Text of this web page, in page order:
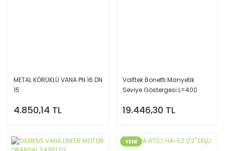
METAL KÖRÜKLÜ VANA PN 16 DN
15
4.850,14 TL
Valftek Bonetti Manyetik
Seviye Göstergesi L=400
19.446,30 TL
YENİ